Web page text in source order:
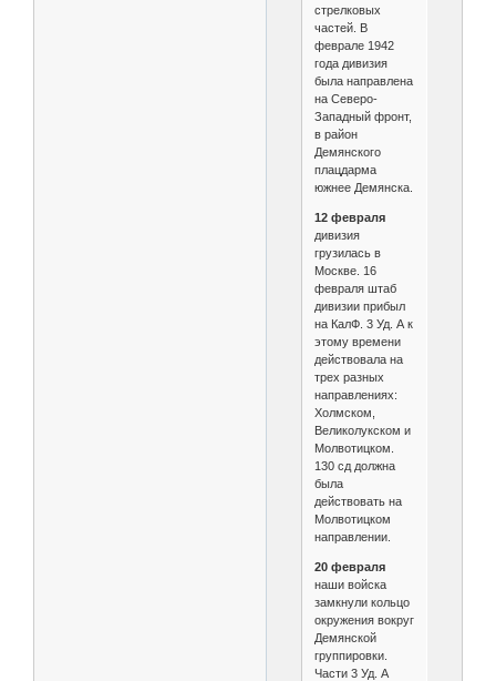
стрелковых
частей. В
феврале 1942
года дивизия
была направлена
на Северо-
Западный фронт,
в район
Демянского
плацдарма
южнее Демянска.
12 февраля
дивизия
грузилась в
Москве. 16
февраля штаб
дивизии прибыл
на КалФ. 3 Уд. А к
этому времени
действовала на
трех разных
направлениях:
Холмском,
Великолукском и
Молвотицком.
130 сд должна
была
действовать на
Молвотицком
направлении.
20 февраля
наши войска
замкнули кольцо
окружения вокруг
Демянской
группировки.
Части 3 Уд. А